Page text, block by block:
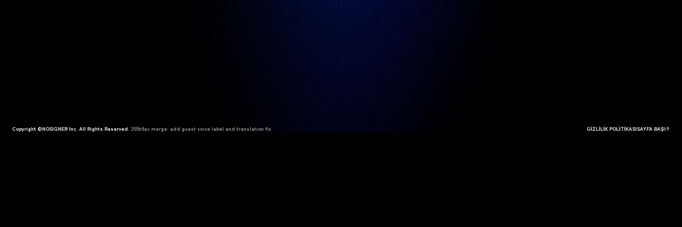
Copyright ©NOSIGNER Inc. All Rights Reserved. 255b9ac merge: add guest voice label and translation fix GİZLİLİK POLİTİKASISAYFA BAŞI